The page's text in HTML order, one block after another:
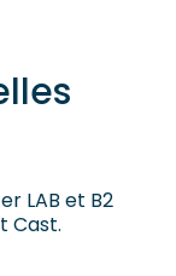
LAB et B2
Cast.